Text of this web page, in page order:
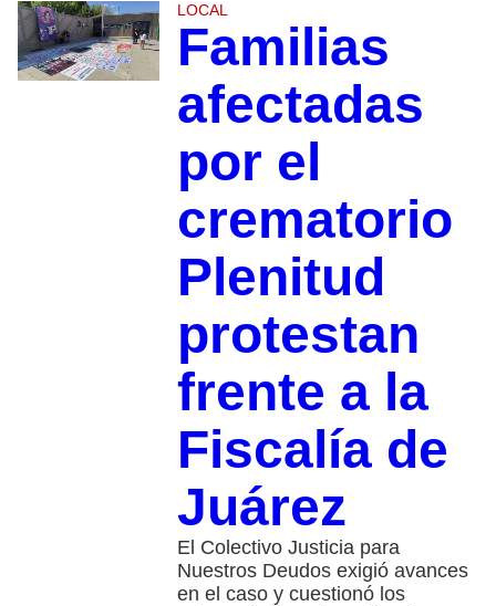
LOCAL
Familias
afectadas
por el
crematorio
Plenitud
protestan
frente a la
Fiscalía de
Juárez
El Colectivo Justicia para
Nuestros Deudos exigió avances
en el caso y cuestionó los